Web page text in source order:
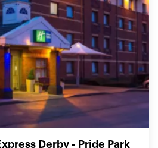
Derby - Pride Park